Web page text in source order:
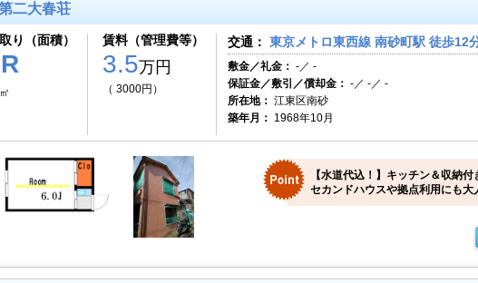
二大春荘
り（面積） 賃料（管理費等）
3.5万円
（ 3000円）
交通： 東京メトロ東西線 南砂町駅 徒歩12
敷金／礼金： -／ -
保証金／敷引／償却金： -／ -／ -
所在地： 江東区南砂
築年月： 1968年10月
【水道代込！】キッチン＆収納付
セカンドハウスや拠点利用にも大